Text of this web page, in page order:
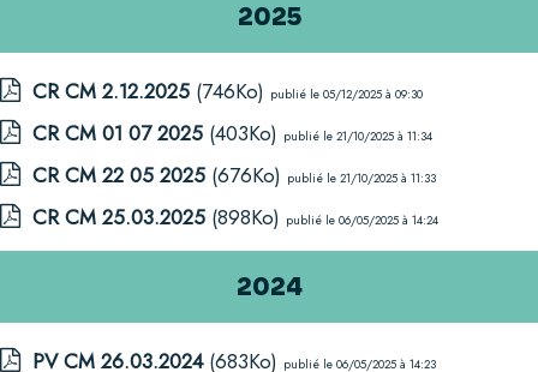
2025
CR CM 2.12.2025 (746Ko) publié le 05/12/2025 à 09:30
CR CM 01 07 2025 (403Ko) publié le 21/10/2025 à 11:34
CR CM 22 05 2025 (676Ko) publié le 21/10/2025 à 11:33
CR CM 25.03.2025 (898Ko) publié le 06/05/2025 à 14:24
2024
PV CM 26.03.2024(683Ko) publié le 06/05/2025 à 14:23